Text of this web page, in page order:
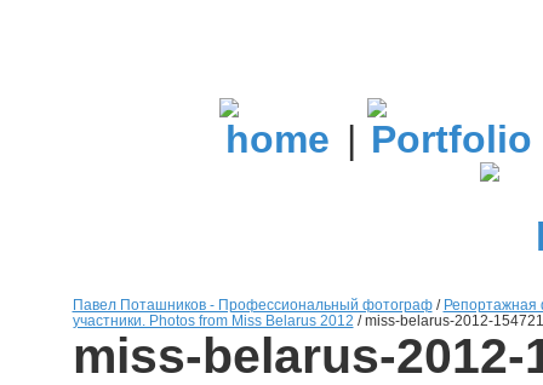
|
Павел Поташников - Профессиональный фотограф/ Репортажная
участники. Photos from Miss Belarus 2012 /miss-belarus-2012-
miss-belarus-2012-